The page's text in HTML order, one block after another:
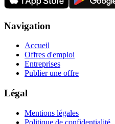
Navigation
Accueil
Offres d'emploi
Entreprises
Publier une offre
Légal
Mentions légales
Politique de confidentialité